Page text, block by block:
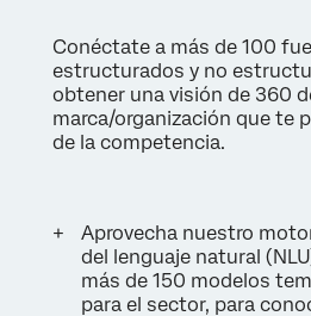
Conéctate a más de 100
estructurados y no
obtener una visión de 360
marca/organización que te
de la competencia.
Aprovecha nuestro
del lenguaje natural
más de 150 modelos
para el sector, para